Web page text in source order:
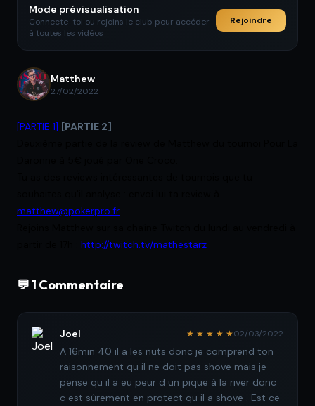
Mode prévisualisation
Connecte-toi ou rejoins le club pour accéder
à toutes les vidéos
Rejoindre
Matthew
27/02/2022
[PARTIE 1] [PARTIE 2]
matthew@pokerpro.fr
http://twitch.tv/mathestarz
💬 1 Commentaire
Joel ★ ★ ★ ★ ★02/03/2022
A 16min 40 il a les nuts donc je comprend ton
raisonnement qu il ne doit pas shove mais je
pense qu il a eu peur d un pique à la river donc
c est sûrement en protect qu il a shove . Est ce